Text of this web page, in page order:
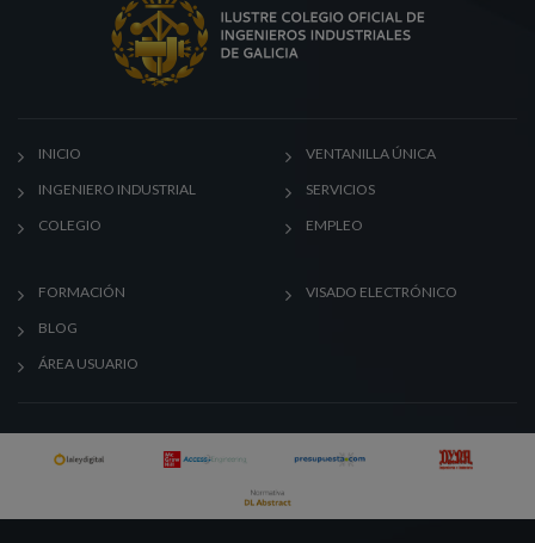
INICIO
INGENIERO INDUSTRIAL
COLEGIO
VENTANILLA ÚNICA
SERVICIOS
EMPLEO
FORMACIÓN
BLOG
ÁREA USUARIO
VISADO ELECTRÓNICO